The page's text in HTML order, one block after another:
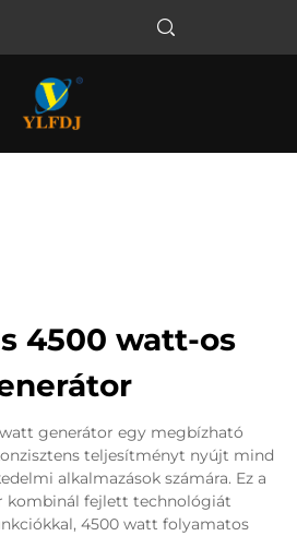
4500 watt-os
generátor egy megbízható
teljesítményt nyújt mind
alkalmazások számára. Ez a
kombinál fejlett technológiát
4500 watt folyamatos